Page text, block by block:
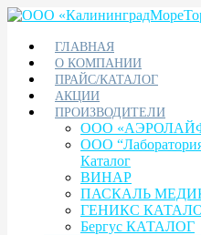
ГЛАВНАЯ
О КОМПАНИИ
ПРАЙС/КАТАЛОГ
АКЦИИ
ПРОИЗВОДИТЕЛИ
ООО
ООО
Каталог
ВИНАР
ПАСКАЛЬ
ГЕНИКС
Бергус КАТАЛОГ